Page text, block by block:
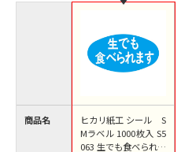
商品名
ヒカリ紙工 シール S
Mラベル 1000枚入 S5
063 生でも食ベられま